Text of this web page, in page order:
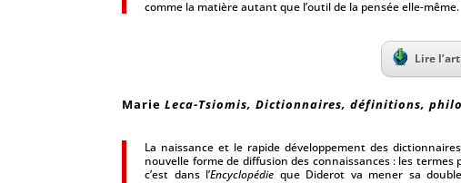
comme la matière autant que l’outil de la pensée elle-même.
Lire
MarieLeca-Tsiomis, Dictionnaires, définitions,
La naissance et le rapide développement des
nouvelle forme de diffusion des connaissances : les
c’est dans l’Encyclopédie que Diderot va mener sa